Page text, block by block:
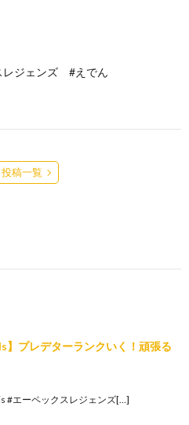
ジェンズ #えでん
投稿一覧
】プレデターランクいく！頑張る
#エーペックスレジェンズ[…]